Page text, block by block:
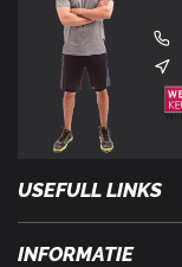
USEFULL LINKS
INFORMATIE